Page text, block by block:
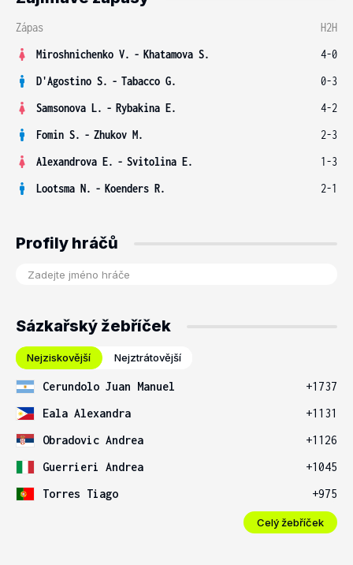
Zápas
H2H
Miroshnichenko V. - Khatamova S.
4-0
D'Agostino S. - Tabacco G.
0-3
Samsonova L. - Rybakina E.
4-2
Fomin S. - Zhukov M.
2-3
Alexandrova E. - Svitolina E.
1-3
Lootsma N. - Koenders R. 2-1
Profily hráčů
Sázkařský žebříček
Nejziskovější Nejztrátovější
Cerundolo Juan Manuel
+1737
Eala Alexandra
+1131
Obradovic Andrea
+1126
Guerrieri Andrea
+1045
Torres Tiago
+975
Celý žebříček